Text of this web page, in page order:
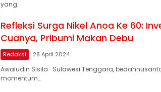
yang…
Refleksi Surga Nikel Anoa Ke 60:
Cuanya, Pribumi Makan Debu
Redaksi 28 April 2024
Awaludin Sisila Sulawesi Tenggara,
momentum…